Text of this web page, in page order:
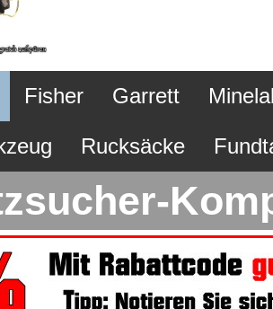
Fisher Garrett
Rucksäcke